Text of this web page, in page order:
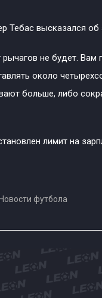
Тебас высказался
не будет. Вам
около
больше, либо
лимит на
Новости футбола